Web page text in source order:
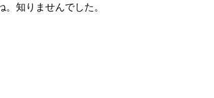
知りませんでした。